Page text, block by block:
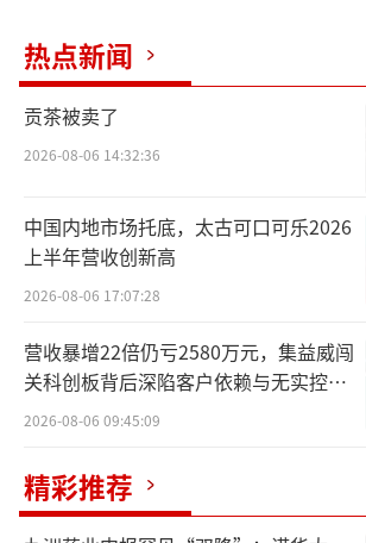
会主席团主席王冰峰，报社执行
商领袖俱乐部主席团主席、世
资控股集团董事局副主席田倩
言。
热点新闻
贡茶被卖了
2026-08-06 14:32:36
中国内地市场托底，太古可口可乐2026
上半年营收创新高
2026-08-06 17:07:28
营收暴增22倍仍亏2580万元，集益威闯
关科创板背后深陷客户依赖与无实控人
困局
2026-08-06 09:45:09
精彩推荐